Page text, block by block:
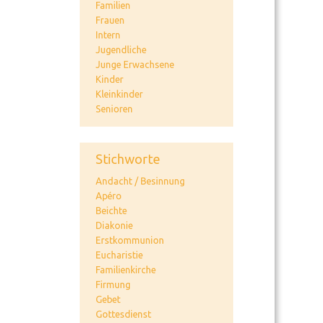
Familien
Frauen
Intern
Jugendliche
Junge Erwachsene
Kinder
Kleinkinder
Senioren
Stichworte
Andacht / Besinnung
Apéro
Beichte
Diakonie
Erstkommunion
Eucharistie
Familienkirche
Firmung
Gebet
Gottesdienst